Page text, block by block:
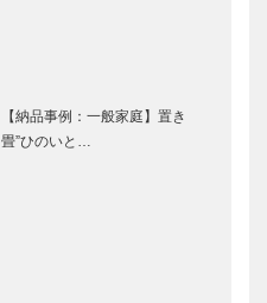
【納品事例：一般家庭】置き
畳”ひのいと…